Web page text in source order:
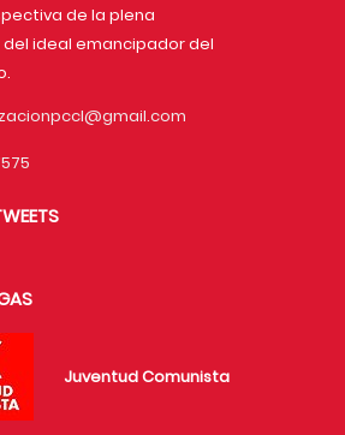
de la plena
ideal emancipador del
Juventud Comunista